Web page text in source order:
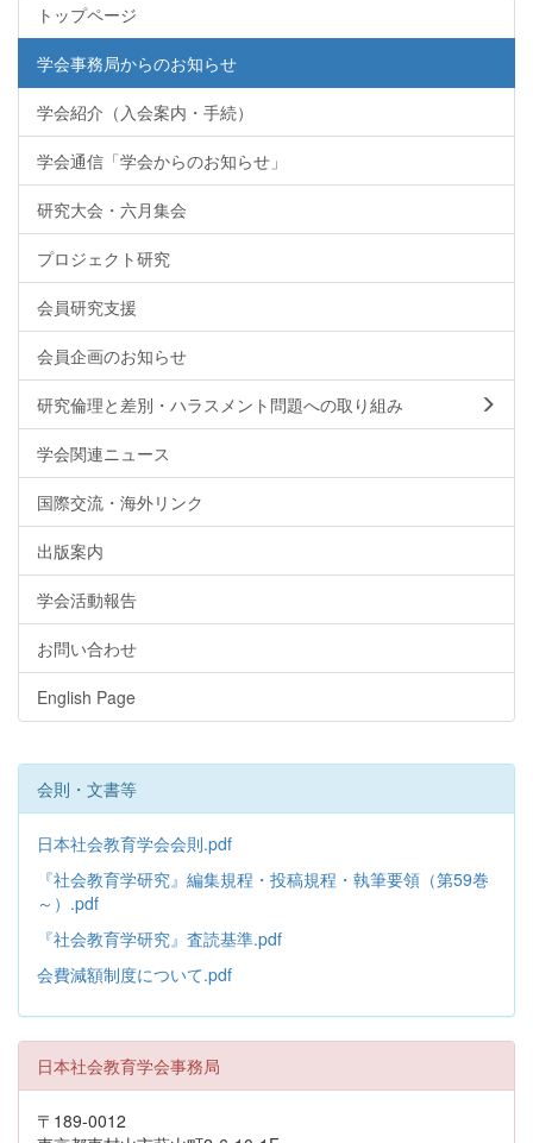
トップページ
学会事務局からのお知らせ
学会紹介（入会案内・手続）
学会通信「学会からのお知らせ」
研究大会・六月集会
プロジェクト研究
会員研究支援
会員企画のお知らせ
研究倫理と差別・ハラスメント問題への取り組み
学会関連ニュース
国際交流・海外リンク
出版案内
学会活動報告
お問い合わせ
English Page
会則・文書等
日本社会教育学会会則.pdf
『社会教育学研究』編集規程・投稿規程・執筆要領（第59巻
～）.pdf
『社会教育学研究』査読基準.pdf
会費減額制度について.pdf
日本社会教育学会事務局
〒189-0012